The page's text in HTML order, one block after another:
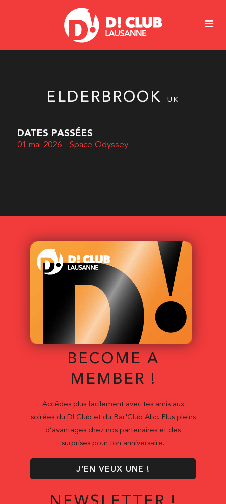
ELDERBROOK UK
DATES PASSÉES
01 mai 2026 - Space Odyssey
BECOME A
MEMBER !
Accédes plus facilement avec tes amis aux
soirées du D! Club et du Bar'Club Abc. Plus pleins
d’avantages chez nos partenaires et des
surprises pour ton anniversaire.
J'EN VEUX UNE !